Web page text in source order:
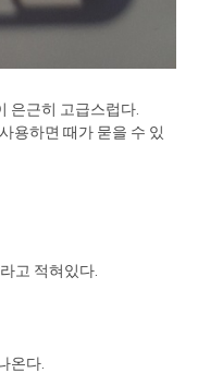
은근히 고급스럽다.
용하면 때가 묻을 수 있
고 적혀있다.
온다.